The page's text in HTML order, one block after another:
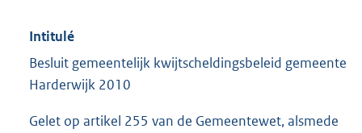
Intitulé
Besluit gemeentelijk kwijtscheldingsbeleid gemeente
Harderwijk 2010
Gelet op artikel 255 van de Gemeentewet, alsmede